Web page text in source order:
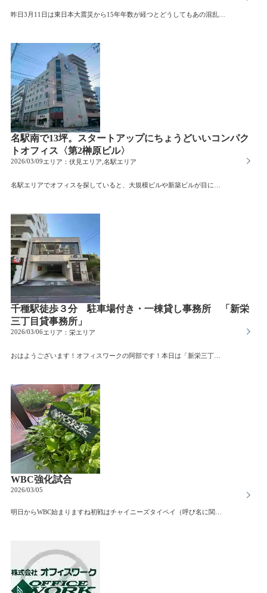
昨日3月11日は東日本大震災から15年年数が経つとどうしてもあの混乱を忘れがちとなってしまいます特に被災地から離れた地域では・・南海トラフ地震も必ずくると言われていますので、大地震に対する意識は常に持っていたいと思います。地震の多い日本耐震基準も見直しがあり、大きくは昭和56年5月までの旧耐震基準から6月以降の新耐震基準、そして2000年（平成12年）にも改正がありました。当社オフィスワークもある名古屋市東区以前からその東区役所を建て替えるor移転すると協議がなされていると少し前にニュースになっていました。確かに行くたびに古いし、手狭だなとは感じていました。東区役所に限らず古い区役所はほかにもそこですこし気になったので、各区の区役所竣工したのはいつか？調べてみました（支所は割愛します）千種区・・昭和45年1月→現在、その現庁舎の改築工事の為、令和5年の仮設庁舎に移転中）東区・・・昭和45年10月守山区・・昭和46年10月緑区・・・昭和49年1月中川区・・昭和50年3月名東区・・昭和51年1月天白区・・昭和51年3月港区・・・昭和56年12月北区・・・昭和57年10月昭和区・・平成5年8月瑞穂区・・平成8年1月南区・・・平成12年2月熱田区・・平成13年10月西区・・・平成22年1月中区・・・平成22年1月中村区・・令和4年10月16区の内9区が昭和築現在は、古いものから対象に整備の協議を進める方針だとか中村区役所の移転は記憶に新しく、とても立派な建物に変わっています。ただ、あのように市内でそれなりの広さと立地で建て替えを進めるのにはそう簡単ではないのではないかと感じます。土地の整備だけでも数年、数十年とかかるのかも建てるのにも、壊すのにも、費用面でもいろいろと問題になりそうです。皆さんのお住まいの区の紹介を気になったら見てみてください。各区にシンボルマークや個性的なマスコットキャラクターがいますので(笑)看板の外れた名鉄百貨店
名駅南で13坪。スタートアップにちょうどいいコンパク
トオフィス〈第2榊原ビル〉
2026/03/09エリア： 伏見エリア,名駅エリア
名駅エリアでオフィスを探していると、大規模ビルや新築ビルが目に入ることが多いと思います。もちろんそれも魅力ですが、少し視点を変えると、自分たちらしいオフィスをつくれるビルに出会うことがあります。今回ご紹介するのは、名駅南2丁目にある第2榊原ビルです。名古屋駅から徒歩圏内。大通りから少し入った落ち着いたエリアにあり、周辺にはオフィスや店舗が点在しています。(近所にはこんなオシャレなCAFEも！)今回の募集区画は、約13坪の1Kタイプ。少人数の企業や、これから事業を成長させていくスタートアップ企業にちょうど良いサイズ感です。例えば、こんな企業様はいかがでしょうか？・スタートアップ企業・IT / Web関連企業・デザイン・クリエイティブ系事務所・コンサルティング業・士業（行政書士・社労士など）の事務所・個人事業主のオフィスまた、室内はお客様のご希望に合わせてリフォーム予定。(金額の上限あり)用途やイメージに合わせて、空間づくりを考えることができます。ちなみに、私は以前住宅会社でインテリアコーディネーターとして働いていました。オフィスの雰囲気づくりや内装のイメージづくりについても、できる限りご相談に乗れたらと思っています。名駅エリアで、自分たちらしいコンパクトオフィスをつくりたい企業様におすすめの一室です。
千種駅徒歩３分 駐車場付き・一棟貸し事務所 「新栄
三丁目貸事務所」
2026/03/06エリア： 栄エリア
おはようございます！オフィスワークの阿部です！本日は「新栄三丁目貸事務所」をご紹介します。当ビルは、千種駅から徒歩３分、の好立地に位置しています。最寄りの地下鉄千種駅は東山線とJR東海の中央本線が乗り入れる駅。東山線で、名古屋駅・栄駅まで乗り換え無しでアクセスでき、JR中央本線で金山駅まで5分で行けるため、名古屋の中心部への移動がスムーズで非常に便利な駅です。今回はそんな好立地の駅チカで駐車場が確保できる一棟貸しの事務所です！1階部分ほ駐車場にも倉庫にも使えます！2階事務所は約20坪あり、来客スペースと事務スペースを分けてレイアウトしやすい造りです。3面採光と、ガラスブロック窓で明るく、開放的な室内で快適なワークスペースを実現できます。随時ご案内も可能です！お問い合わせお待ちしております。
WBC強化試合
2026/03/05
明日からWBC始まりますね初戦はチャイニーズタイペイ（呼び名に関しては何かいろいろとあるようですね）先週行われた強化試合で、我が中日ドランゴンズと2試合対戦今回は勝てませんでしたね前回唯一の黒星をつけ大金星をあげたドラゴンズでしたが(笑)そして変わらず人気の大谷選手名古屋駅での大フィーバーもニュースに新しくオリンピックからのパラリンピックとWBCスポーツイベントが続きますねその名古屋も先日ご紹介した名鉄百貨店と近鉄パッセの閉店昨日はシャッターの閉まったままの名鉄百貨店前を通過し、物寂しさを覚えましたが、、数店、一旦閉店後に営業を再開する動きもあり、日に日に情報が更新されているようですので、多少なりとも廃墟化は免れるのかなと思います。当社近くのアネックス跡少しずつ工事が進んできています